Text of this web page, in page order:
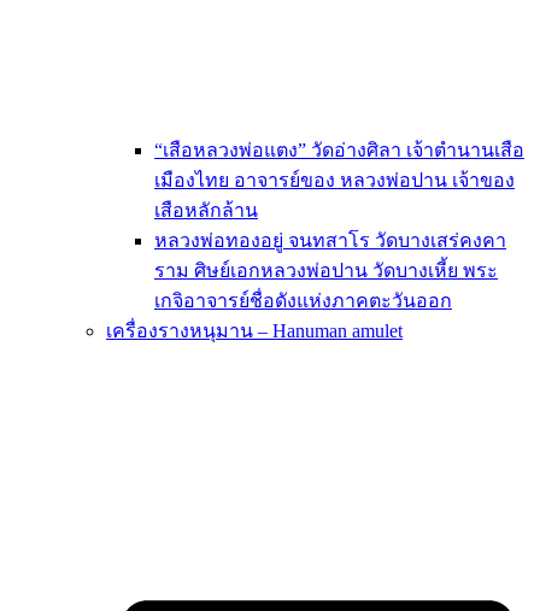
“เสือหลวงพ่อแตง” วัดอ่างศิลา เจ้าตำนานเสือ
เมืองไทย อาจารย์ของ หลวงพ่อปาน เจ้าของ
เสือหลักล้าน
หลวงพ่อทองอยู่ จนทสาโร วัดบางเสร่คงคา
ราม ศิษย์เอกหลวงพ่อปาน วัดบางเหี้ย พระ
เกจิอาจารย์ชื่อดังแห่งภาคตะวันออก
เครื่องรางหนุมาน – Hanuman amulet